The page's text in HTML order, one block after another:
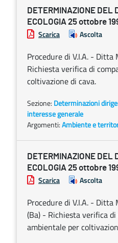
DETERMINAZIONE DEL
ECOLOGIA 25 ottobre
Scarica Ascolta
Procedure di V.I.A. - Ditta
Richiesta verifica di
coltivazione di cava.
Sezione: Determinazioni
interesse generale
Argomenti:Ambiente e
DETERMINAZIONE DEL
ECOLOGIA 25 ottobre
Scarica Ascolta
Procedure di V.I.A. - Ditta
(Ba) - Richiesta verifica
ambientale per